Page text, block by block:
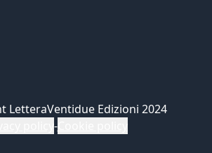
LetteraVentidue Edizioni 2024
-Cookie policy